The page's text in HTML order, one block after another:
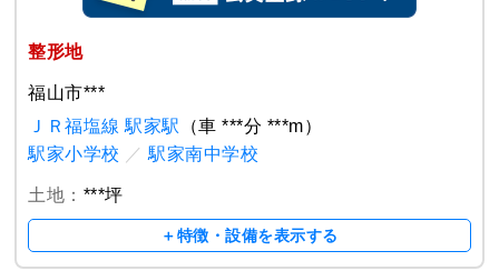
整形地
福山市***
ＪＲ福塩線 駅家駅
（車 ***分 ***m）
駅家小学校 ／ 駅家南中学校
土地： ***坪
＋特徴・設備を表示する